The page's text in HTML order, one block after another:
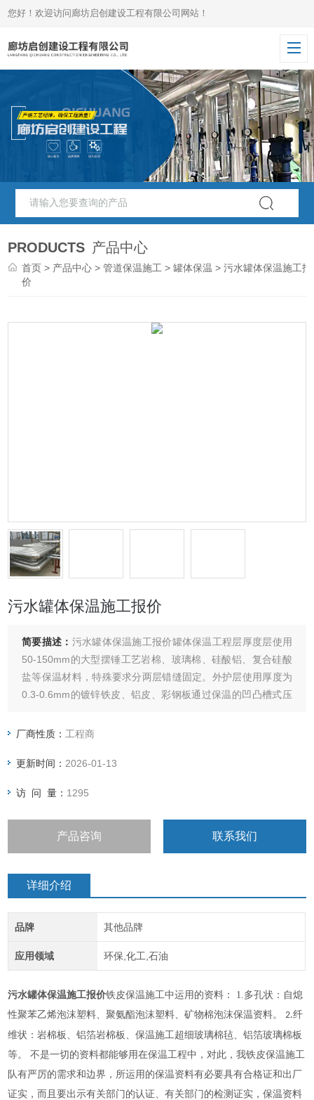
您好！欢迎访问廊坊启创建设工程有限公司网站！
PRODUCTS 产品中心
首页 > 产品中心 >管道保温施工 >罐体保温 > 污水罐体保温施工报
价
污水罐体保温施工报价
简要描述： 污水罐体保温施工报价罐体保温工程层厚度层使用
50-150mm的大型摆锤工艺岩棉、玻璃棉、硅酸铝、复合硅酸
盐等保温材料，特殊要求分两层错缝固定。外护层使用厚度为
0.3-0.6mm的镀锌铁皮、铝皮、彩钢板通过保温的凹凸槽式压
宽度适宜，接口平整，均匀的包裹。
厂商性质： 工程商
更新时间： 2026-01-13
访 问 量： 1295
产品咨询 联系我们
详细介绍
品牌 其他品牌
应用领域 环保,化工,石油
污水罐体保温施工报价铁皮保温施工中运用的资料： 1.多孔状：自熄
性聚苯乙烯泡沫塑料、聚氨酯泡沫塑料、矿物棉泡沫保温资料。2.纤
维状：岩棉板、铝箔岩棉板、保温施工超细玻璃棉毡、铝箔玻璃棉板
等。 不是一切的资料都能够用在保温工程中，对此，我铁皮保温施工
队有严厉的需求和边界，所运用的保温资料有必要具有合格证和出厂
证实，而且要出示有关部门的认证、有关部门的检测证实，保温资料